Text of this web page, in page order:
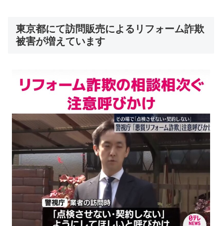
東京都にて訪問販売によるリフォーム詐欺
被害が増えています